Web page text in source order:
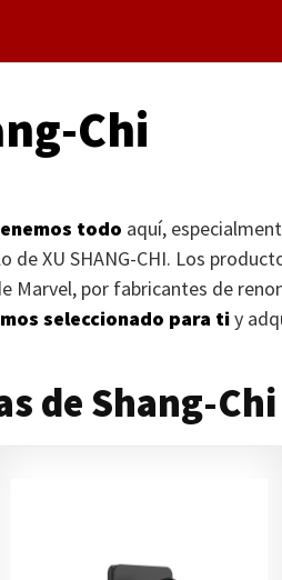
Chi
todo aquí,
deXU SHANG-CHI. Los
Marvel, por fabricantes de
seleccionado para tiy
de Shang-